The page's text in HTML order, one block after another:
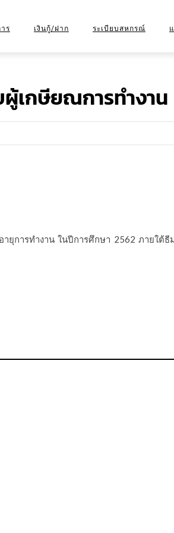
ร เงินกู้/ฝาก
เงินกู้สามัญ (ฉบับปรับปรุง 2563)
เงินกู้พิเศษ
เงินฝาก
ระเบียบสหกรณ์
ข้อบังคับ สหกรณ์
เกษียณการทำงาน
ารทำงาน ในปีการศึกษา 2562 ภายใต้ธีม